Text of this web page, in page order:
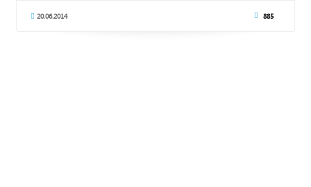
20.06.2014 885